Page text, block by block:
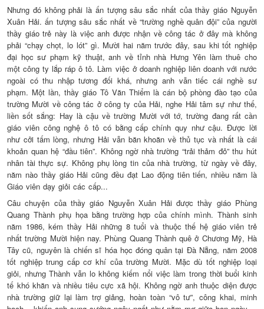
Nhưng đó không phải là ấn tượng sâu sắc nhất của thầy giáo Nguyễn
Xuân Hải. ấn tượng sâu sắc nhất về “trường nghề quân đội” của người
thầy giáo trẻ này là việc anh được nhận về công tác ở đây mà không
phải “chạy chọt, lo lót” gì. Mười hai năm trước đây, sau khi tốt nghiệp
đại học sư phạm kỹ thuật, anh về tỉnh nhà Hưng Yên làm thuê cho
một công ty lắp ráp ô tô. Làm việc ở doanh nghiệp liên doanh với nước
ngoài có thu nhập tương đối khá, nhưng anh vẫn tiếc cái nghề sư
phạm. Một lần, thầy giáo Tô Văn Thiểm là cán bộ phòng đào tạo của
trường Mười về công tác ở công ty của Hải, nghe Hải tâm sự như thế,
liền sốt sắng: Hay là cậu về trường Mười với tớ, trường đang rất cần
giáo viên công nghệ ô tô có bằng cấp chính quy như cậu. Được lời
như cởi tấm lòng, nhưng Hải vẫn băn khoăn về thủ tục và nhất là cái
khoản quan hệ “đầu tiên”. Không ngờ nhà trường “trải thảm đỏ” thu hút
nhân tài thực sự. Không phụ lòng tin của nhà trường, từ ngày về đây,
năm nào thầy giáo Hải cũng đều đạt Lao động tiên tiến, nhiều năm là
Giáo viên dạy giỏi các cấp...
Câu chuyện của thầy giáo Nguyễn Xuân Hải được thầy giáo Phùng
Quang Thành phụ họa bằng trường hợp của chính mình. Thành sinh
năm 1986, kém thầy Hải những 8 tuổi và thuộc thế hệ giáo viên trẻ
nhất trường Mười hiện nay. Phùng Quang Thành quê ở Chương Mỹ, Hà
Tây cũ, nguyên là chiến sĩ hóa học đóng quân tại Đà Nẵng, năm 2008
tốt nghiệp trung cấp cơ khí của trường Mười. Mặc dù tốt nghiệp loại
giỏi, nhưng Thành vẫn lo không kiếm nổi việc làm trong thời buổi kinh
tế khó khăn và nhiều tiêu cực xã hội. Không ngờ anh thuộc diện được
nhà trường giữ lại làm trợ giảng, hoàn toàn “vô tư”, công khai, minh